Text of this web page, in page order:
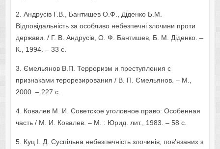
2. Андрусів Г.В., Бантишев О.Ф., Діденко Б.М.
Відповідальність за особливо небезпечні злочини проти
держави. / Г. В. Андрусів, О. Ф. Бантишев, Б. М. Діденко. –
К., 1994. – 33 с.
3. Ємельянов В.П. Терроризм и преступления с
признаками терорезирования / В. П. Ємельянов. – М.,
2000. – 227 с.
4. Ковалев М. И. Советское уголовное право: Особенная
часть / М. И. Ковалев. – М. : Юрид. лит., 1983. – 58 с.
5. Куц I. Д. Суспільна небезпечність злочинів, пов’язаних з